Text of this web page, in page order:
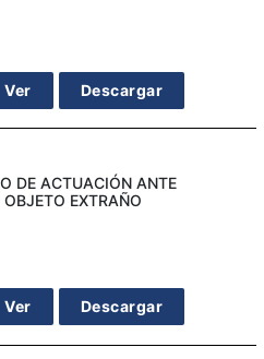
Ver Descargar
DE ACTUACIÓN ANTE
OBJETO EXTRAÑO
Ver Descargar